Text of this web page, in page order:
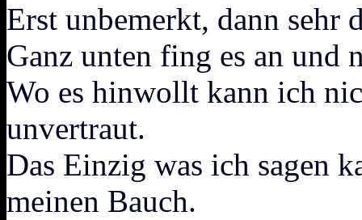
Erst unbemerkt, dann sehr
Ganz unten fing es an und
Wo es hinwollt kann ich
unvertraut.
Das Einzig was ich sagen
meinen Bauch.